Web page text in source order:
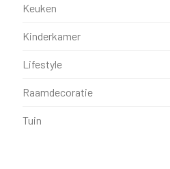
Keuken
Kinderkamer
Lifestyle
Raamdecoratie
Tuin